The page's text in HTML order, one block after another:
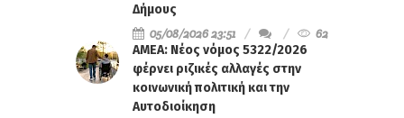
Δήμους
05/08/2026 23:51
62
ΑΜΕΑ: Νέος νόμος 5322/2026
φέρνει ριζικές αλλαγές στην
κοινωνική πολιτική και την
Αυτοδιοίκηση